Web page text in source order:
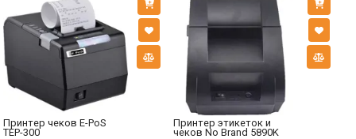
Принтер чеков E-PoS
TEP-300
Принтер этикеток и
чеков No Brand 5890K